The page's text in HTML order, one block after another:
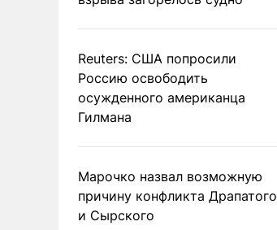
Reuters: США попросили
Россию освободить
осужденного американца
Гилмана
Марочко назвал возможную
причину конфликта Драпатого
и Сырского